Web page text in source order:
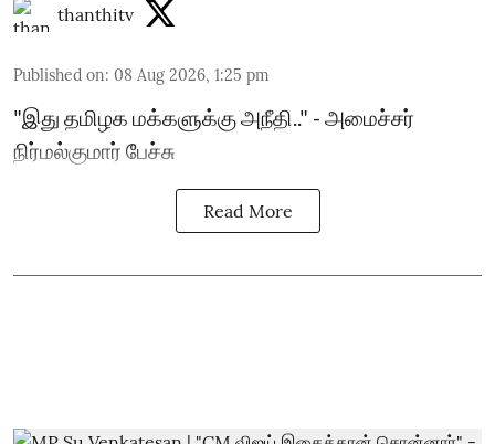
thanthitv
Published on: 08 Aug 2026, 1:25 pm
"இது தமிழக மக்களுக்கு அநீதி.." - அமைச்சர்
நிர்மல்குமார் பேச்சு
Read More